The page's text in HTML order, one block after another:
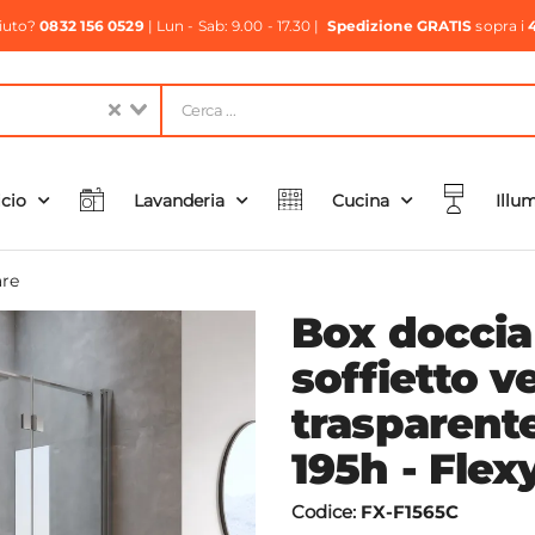
0832 156 0529| Lun - Sab: 9.00 - 17.30 | Spedizione GRATIS sopra i
Lavanderia Cucina
Box
soffietto
195h -
Codice: FX-F1565C